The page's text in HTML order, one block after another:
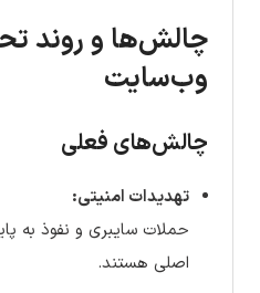
چالش‌ها و روند
وب‌سایت
چالش‌های فعلی
تهدیدات امنیتی:
حملات سایبری و نفوذ به
اصلی هستند.